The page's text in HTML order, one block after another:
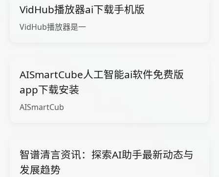
VidHub播放器ai下载手机版
VidHub播放器是一
AISmartCube人工智能ai软件免费版
app下载安装
AISmartCub
智谱清言资讯：探索AI助手最新动态与
发展趋势